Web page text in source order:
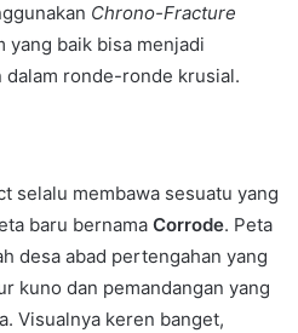
Chrono-Fracture
yang baik bisa menjadi
dalam ronde-ronde krusial.
selalu membawa sesuatu yang
baru bernama Corrode. Peta
desa abad pertengahan yang
kuno dan pemandangan yang
Visualnya keren banget,